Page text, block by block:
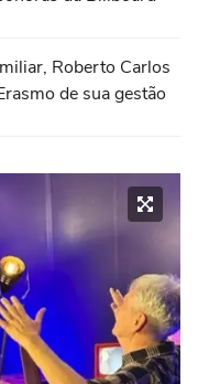
Roberto Carlos
de sua gestão